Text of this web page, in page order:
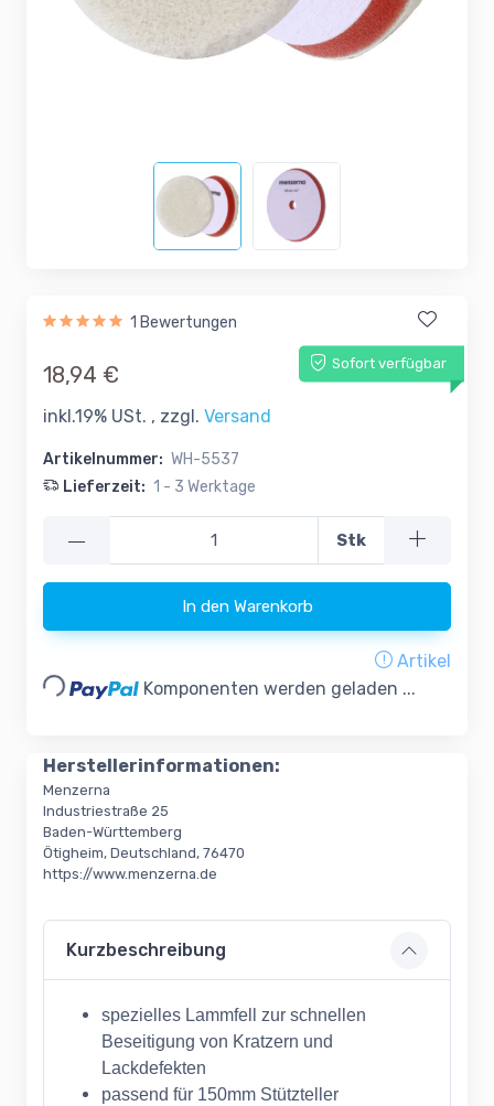
1 Bewertungen
Sofort verfügbar
18,94 €
inkl.19% USt. , zzgl. Versand
Artikelnummer: WH-5537
Lieferzeit: 1 - 3 Werktage
— Stk
In den Warenkorb
Artikel
Loading... Komponenten werden geladen ...
Herstellerinformationen:
Menzerna
Industriestraße 25
Baden-Württemberg
Ötigheim, Deutschland, 76470
https://www.menzerna.de
Kurzbeschreibung
spezielles Lammfell zur schnellen
Beseitigung von Kratzern und
Lackdefekten
passend für 150mm Stützteller